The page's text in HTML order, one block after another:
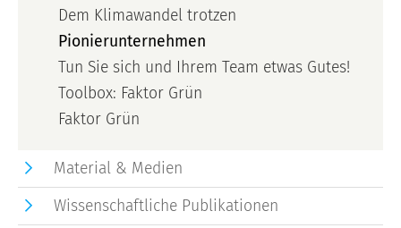
Dem Klimawandel trotzen
Pionierunternehmen
Tun Sie sich und Ihrem Team etwas Gutes!
Toolbox: Faktor Grün
Faktor Grün
Material & Medien
Wissenschaftliche Publikationen